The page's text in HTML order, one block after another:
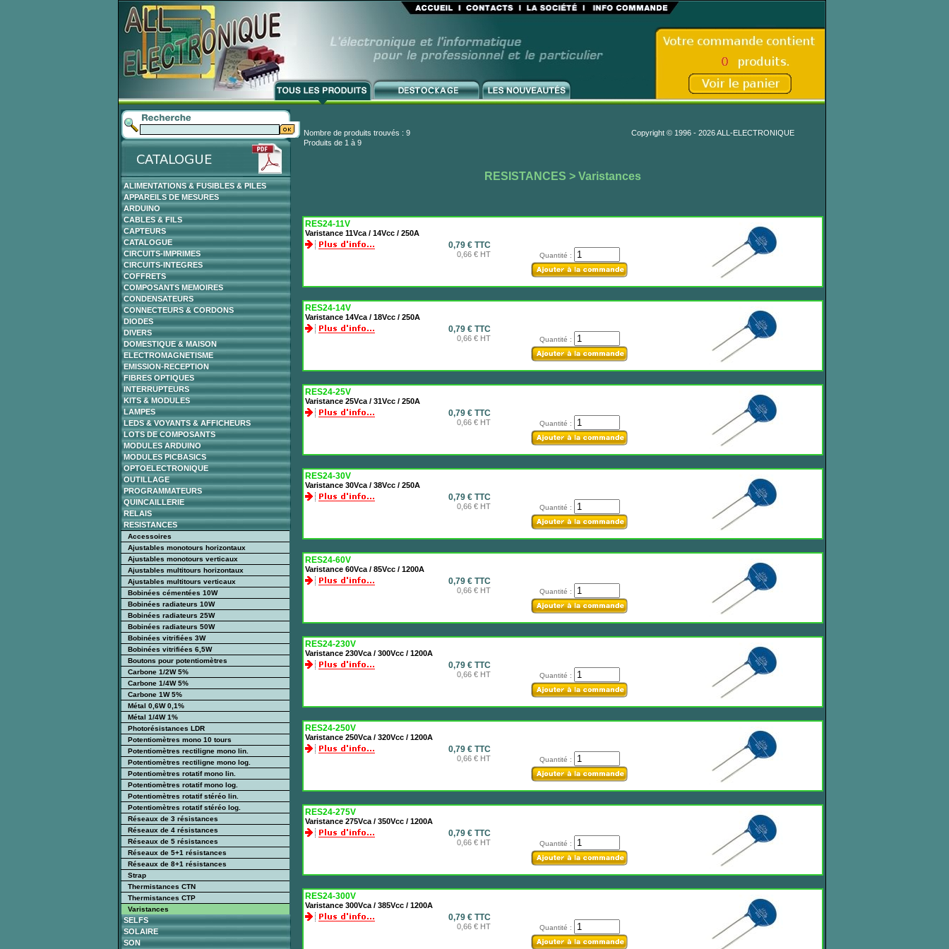
ALIMENTATIONS & FUSIBLES & PILES
APPAREILS DE MESURES
ARDUINO
CABLES & FILS
CAPTEURS
CATALOGUE
CIRCUITS-IMPRIMES
CIRCUITS-INTEGRES
COFFRETS
COMPOSANTS MEMOIRES
CONDENSATEURS
CONNECTEURS & CORDONS
DIODES
DIVERS
DOMESTIQUE & MAISON
ELECTROMAGNETISME
EMISSION-RECEPTION
FIBRES OPTIQUES
INTERRUPTEURS
KITS & MODULES
LAMPES
LEDS & VOYANTS & AFFICHEURS
LOTS DE COMPOSANTS
MODULES ARDUINO
MODULES PICBASICS
OPTOELECTRONIQUE
OUTILLAGE
PROGRAMMATEURS
QUINCAILLERIE
RELAIS
RESISTANCES
Accessoires
Ajustables monotours horizontaux
Ajustables monotours verticaux
Ajustables multitours horizontaux
Ajustables multitours verticaux
Bobinées cémentées 10W
Bobinées radiateurs 10W
Bobinées radiateurs 25W
Bobinées radiateurs 50W
Bobinées vitrifiées 3W
Bobinées vitrifiées 6,5W
Boutons pour potentiomètres
Carbone 1/2W 5%
Carbone 1/4W 5%
Carbone 1W 5%
Métal 0,6W 0,1%
Métal 1/4W 1%
Photorésistances LDR
Potentiomètres mono 10 tours
Potentiomètres rectiligne mono lin.
Potentiomètres rectiligne mono log.
Potentiomètres rotatif mono lin.
Potentiomètres rotatif mono log.
Potentiomètres rotatif stéréo lin.
Potentiomètres rotatif stéréo log.
Réseaux de 3 résistances
Réseaux de 4 résistances
Réseaux de 5 résistances
Réseaux de 5+1 résistances
Réseaux de 8+1 résistances
Strap
Thermistances CTN
Thermistances CTP
Varistances
SELFS
SOLAIRE
SON
Nombre de produits trouvés : 9
Copyright © 1996 - 2026 ALL-ELECTRONIQUE
Produits de 1 à 9
RESISTANCES > Varistances
RES24-11V
Varistance 11Vca / 14Vcc / 250A
0,79 € TTC
0,66 € HT Quantité :
RES24-14V
Varistance 14Vca / 18Vcc / 250A
0,79 € TTC
0,66 € HT Quantité :
RES24-25V
Varistance 25Vca / 31Vcc / 250A
0,79 € TTC
0,66 € HT Quantité :
RES24-30V
Varistance 30Vca / 38Vcc / 250A
0,79 € TTC
0,66 € HT Quantité :
RES24-60V
Varistance 60Vca / 85Vcc / 1200A
0,79 € TTC
0,66 € HT Quantité :
RES24-230V
Varistance 230Vca / 300Vcc / 1200A
0,79 € TTC
0,66 € HT Quantité :
RES24-250V
Varistance 250Vca / 320Vcc / 1200A
0,79 € TTC
0,66 € HT Quantité :
RES24-275V
Varistance 275Vca / 350Vcc / 1200A
0,79 € TTC
0,66 € HT Quantité :
RES24-300V
Varistance 300Vca / 385Vcc / 1200A
0,79 € TTC
0,66 € HT Quantité :